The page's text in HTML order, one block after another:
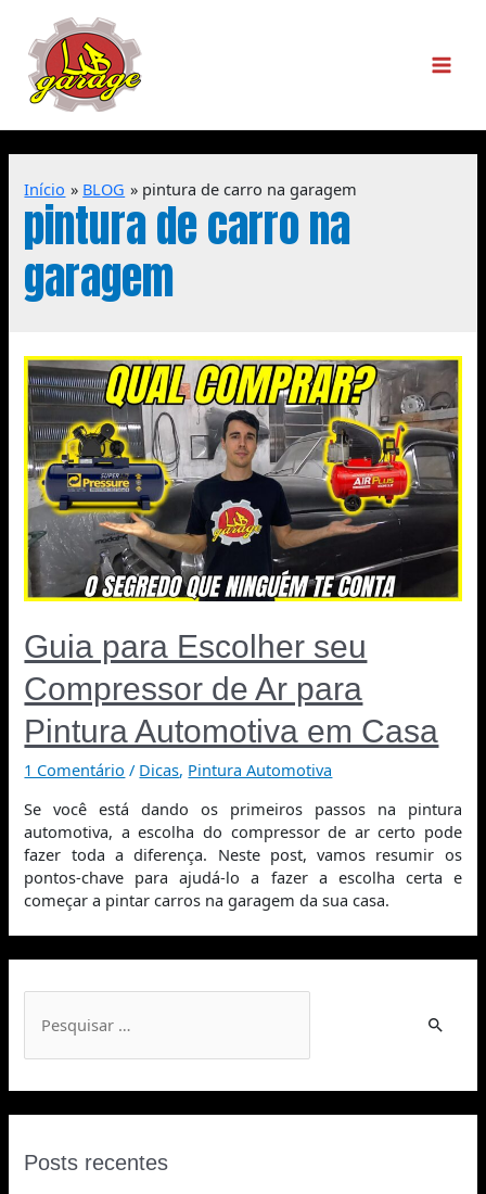
Início BLOG pintura de carro na garagem
pintura de carro na
garagem
Guia para Escolher seu
Compressor de Ar para
Pintura Automotiva em Casa
1 Comentário / Dicas, Pintura Automotiva
Se você está dando os primeiros passos na pintura
automotiva, a escolha do compressor de ar certo pode
fazer toda a diferença. Neste post, vamos resumir os
pontos-chave para ajudá-lo a fazer a escolha certa e
começar a pintar carros na garagem da sua casa.
Posts recentes